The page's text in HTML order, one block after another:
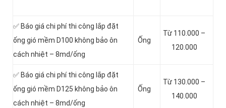
✅ Báo giá chi phí thi công lắp đặt
ống gió mềm D100 không bảo ôn
cách nhiệt – 8md/ống
Ống
Từ 110.000 –
120.000
✅ Báo giá chi phí thi công lắp đặt
ống gió mềm D125 không bảo ôn
cách nhiệt – 8md/ống
Ống
Từ 130.000 –
140.000